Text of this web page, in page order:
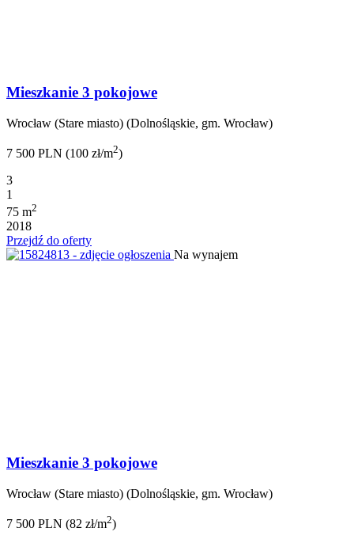
Mieszkanie 3 pokojowe
Wrocław (Stare miasto) (Dolnośląskie, gm. Wrocław)
7 500 PLN (100 zł/m2)
3
1
75 m2
2018
Przejdź do oferty
Na wynajem
Mieszkanie 3 pokojowe
Wrocław (Stare miasto) (Dolnośląskie, gm. Wrocław)
7 500 PLN (82 zł/m2)